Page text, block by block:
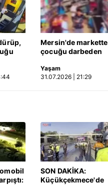
Mersin'de markette
çocuğu darbeden
Yaşam
31.07.2026 | 21:29
SON DAKİKA:
Küçükçekmece'de